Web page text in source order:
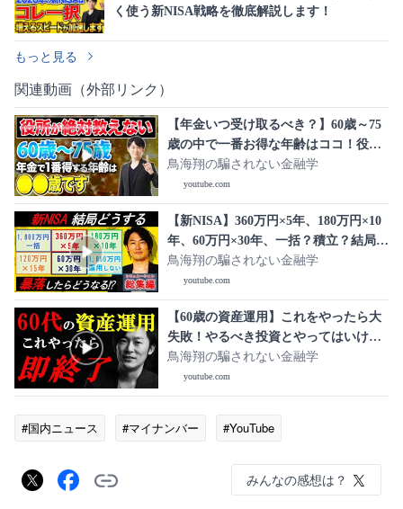
く使う新NISA戦略を徹底解説します！
もっと見る
関連動画（外部リンク）
【年金いつ受け取るべき？】60歳～75
歳の中で一番お得な年齢はココ！役所
が教えない本当の話を紹介します！
鳥海翔の騙されない金融学
youtube.com
【新NISA】360万円×5年、180万円×10
年、60万円×30年、一括？積立？結局い
くら運用したらいい？
鳥海翔の騙されない金融学
youtube.com
【60歳の資産運用】これをやったら大
失敗！やるべき投資とやってはいけな
い投資について解説します
鳥海翔の騙されない金融学
youtube.com
#国内ニュース #マイナンバー #YouTube
みんなの感想は？